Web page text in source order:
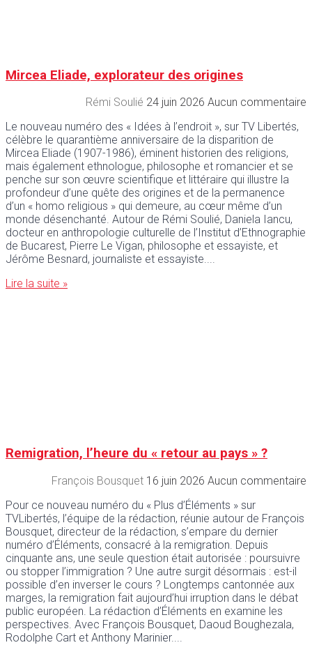
Mircea Eliade, explorateur des origines
Rémi Soulié 24 juin 2026 Aucun commentaire
Le nouveau numéro des « Idées à l’endroit », sur TV Libertés,
célèbre le quarantième anniversaire de la disparition de
Mircea Eliade (1907-1986), éminent historien des religions,
mais également ethnologue, philosophe et romancier et se
penche sur son œuvre scientifique et littéraire qui illustre la
profondeur d’une quête des origines et de la permanence
d’un « homo religious » qui demeure, au cœur même d’un
monde désenchanté. Autour de Rémi Soulié, Daniela Iancu,
docteur en anthropologie culturelle de l’Institut d’Ethnographie
de Bucarest, Pierre Le Vigan, philosophe et essayiste, et
Jérôme Besnard, journaliste et essayiste.
Lire la suite »
Remigration, l’heure du « retour au pays » ?
François Bousquet 16 juin 2026 Aucun commentaire
Pour ce nouveau numéro du « Plus d’Éléments » sur
TVLibertés, l’équipe de la rédaction, réunie autour de François
Bousquet, directeur de la rédaction, s’empare du dernier
numéro d’Éléments, consacré à la remigration. Depuis
cinquante ans, une seule question était autorisée : poursuivre
ou stopper l’immigration ? Une autre surgit désormais : est-il
possible d’en inverser le cours ? Longtemps cantonnée aux
marges, la remigration fait aujourd’hui irruption dans le débat
public européen. La rédaction d’Éléments en examine les
perspectives. Avec François Bousquet, Daoud Boughezala,
Rodolphe Cart et Anthony Marinier.